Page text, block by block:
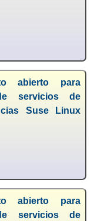
abierto para
servicios de
Suse Linux
abierto para
servicios de